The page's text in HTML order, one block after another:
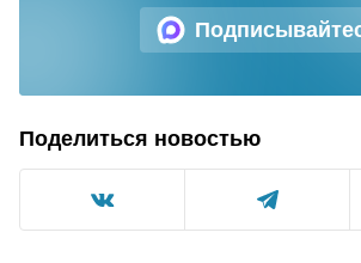
Поделиться новостью